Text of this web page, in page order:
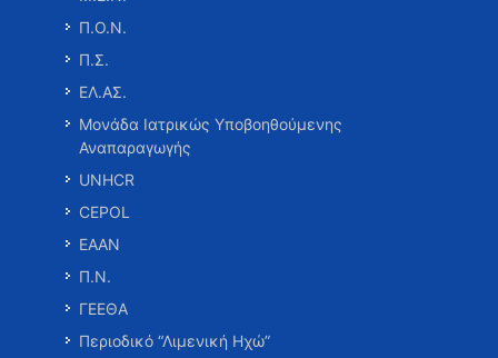
Π.Ο.Ν.
Π.Σ.
ΕΛ.ΑΣ.
Μονάδα Ιατρικώς Υποβοηθούμενης
Αναπαραγωγής
UNHCR
CEPOL
ΕΑΑΝ
Π.Ν.
ΓΕΕΘΑ
Περιοδικό “Λιμενική Ηχώ”